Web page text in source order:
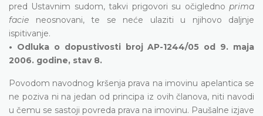
pred Ustavnim sudom, takvi prigovori su očigledno prima
facie neosnovani, te se neće ulaziti u njihovo daljnje
ispitivanje.
• Odluka o dopustivosti broj AP-1244/05 od 9. maja
2006. godine, stav 8.
Povodom navodnog kršenja prava na imovinu apelantica se
ne poziva ni na jedan od principa iz ovih članova, niti navodi
u čemu se sastoji povreda prava na imovinu. Paušalne izjave